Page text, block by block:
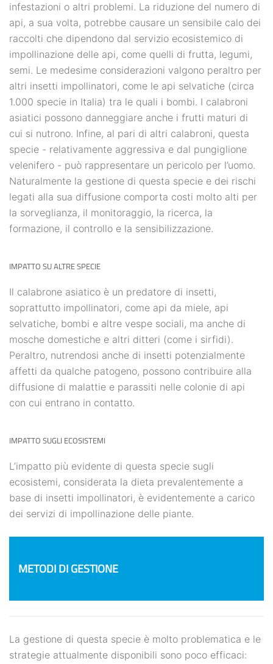
infestazioni o altri problemi. La riduzione del numero di
api, a sua volta, potrebbe causare un sensibile calo dei
raccolti che dipendono dal servizio ecosistemico di
impollinazione delle api, come quelli di frutta, legumi,
semi. Le medesime considerazioni valgono peraltro per
altri insetti impollinatori, come le api selvatiche (circa
1.000 specie in Italia) tra le quali i bombi. I calabroni
asiatici possono danneggiare anche i frutti maturi di
cui si nutrono. Infine, al pari di altri calabroni, questa
specie - relativamente aggressiva e dal pungiglione
velenifero - può rappresentare un pericolo per l’uomo.
Naturalmente la gestione di questa specie e dei rischi
legati alla sua diffusione comporta costi molto alti per
la sorveglianza, il monitoraggio, la ricerca, la
formazione, il controllo e la sensibilizzazione.
IMPATTO SU ALTRE SPECIE
Il calabrone asiatico è un predatore di insetti,
soprattutto impollinatori, come api da miele, api
selvatiche, bombi e altre vespe sociali, ma anche di
mosche domestiche e altri ditteri (come i sirfidi).
Peraltro, nutrendosi anche di insetti potenzialmente
affetti da qualche patogeno, possono contribuire alla
diffusione di malattie e parassiti nelle colonie di api
con cui entrano in contatto.
IMPATTO SUGLI ECOSISTEMI
L’impatto più evidente di questa specie sugli
ecosistemi, considerata la dieta prevalentemente a
base di insetti impollinatori, è evidentemente a carico
dei servizi di impollinazione delle piante.
METODI DI GESTIONE
La gestione di questa specie è molto problematica e le
strategie attualmente disponibili sono poco efficaci: